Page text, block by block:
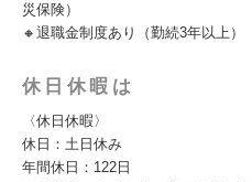
災保険）
🔸退職金制度あり（勤続3年以上）
休日休暇は
〈休日休暇〉
休日：土日休み
年間休日：122日